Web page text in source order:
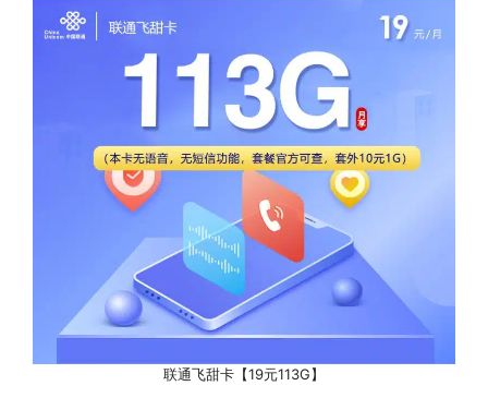
联通飞甜卡【19元113G】